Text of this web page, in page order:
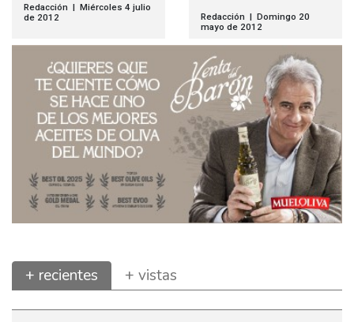
Redacción | Miércoles 4 julio
de 2012
Redacción | Domingo 20
mayo de 2012
+ recientes + vistas